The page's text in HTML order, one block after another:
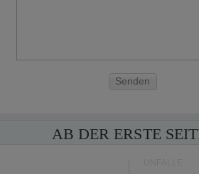
Senden
AB DER ERSTE